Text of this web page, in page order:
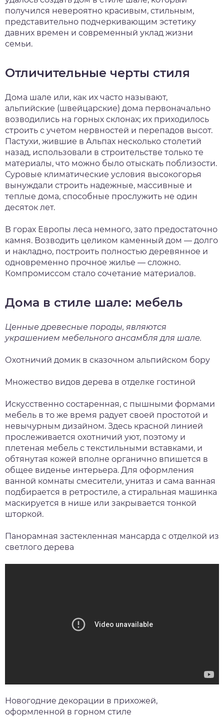
получился невероятно красивым, стильным,
представительно подчеркивающим эстетику
давних времен и современный уклад жизни
семьи.
Отличительные черты стиля
Дома шале или, как их часто называют,
альпийские (швейцарские) дома первоначально
возводились на горных склонах; их приходилось
строить с учетом нервностей и перепадов высот.
Пастухи, жившие в Альпах несколько столетий
назад, использовали в строительстве только те
материалы, что можно было отыскать поблизости.
Суровые климатические условия высокогорья
вынуждали строить надежные, массивные и
теплые дома, способные прослужить не один
десяток лет.
В горах Европы леса немного, зато предостаточно
камня. Возводить целиком каменный дом — долго
и накладно, построить полностью деревянное и
одновременно прочное жилье — сложно.
Компромиссом стало сочетание материалов.
Дома в стиле шале: мебель
Ценные древесные породы, являются
украшением мебельного ансамбля для шале.
Охотничий домик в сказочном альпийском бору
Множество видов дерева в отделке гостиной
Искусственно состаренная, с пышными формами
мебель в то же время радует своей простотой и
невычурным дизайном. Здесь красной линией
прослеживается охотничий уют, поэтому и
плетеная мебель с текстильными вставками, и
обтянутая кожей вполне органично впишется в
общее виденье интерьера. Для оформления
ванной комнаты смесители, унитаз и сама ванная
подбирается в ретростиле, а стиральная машинка
маскируется в нише или закрывается тонкой
шторкой.
Панорамная застекленная мансарда с отделкой из
светлого дерева
Новогодние декорации в прихожей,
оформленной в горном стиле